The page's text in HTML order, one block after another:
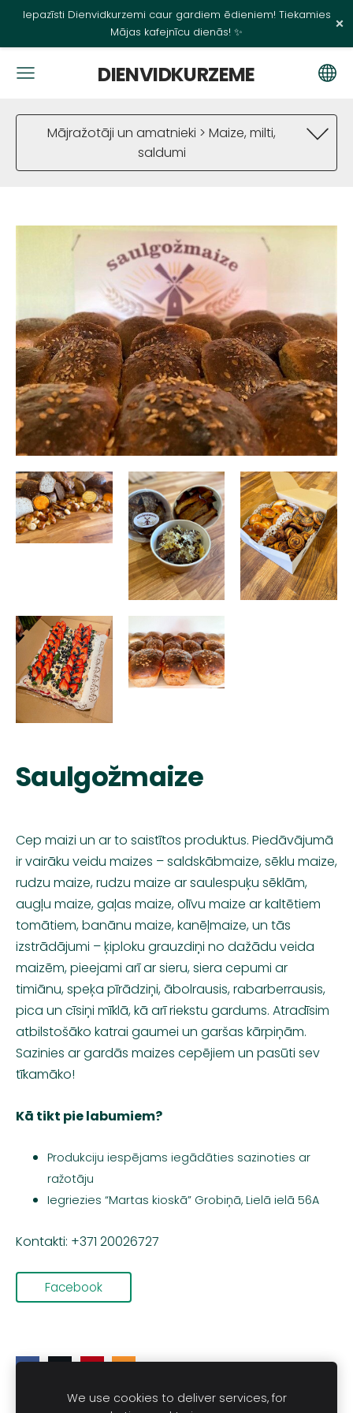
Iepazīsti Dienvidkurzemi caur gardiem ēdieniem! Tiekamies
Mājas kafejnīcu dienās! ✨
×
DIENVIDKURZEME
Mājražotāji un amatnieki > Maize, milti,
saldumi
Saulgožmaize
Cep maizi un ar to saistītos produktus. Piedāvājumā
ir vairāku veidu maizes – saldskābmaize, sēklu maize,
rudzu maize, rudzu maize ar saulespuķu sēklām,
augļu maize, gaļas maize, olīvu maize ar kaltētiem
tomātiem, banānu maize, kanēļmaize, un tās
izstrādājumi – ķiploku grauzdiņi no dažādu veida
maizēm, pieejami arī ar sieru, siera cepumi ar
timiānu, speķa pīrādziņi, ābolrausis, rabarberrausis,
pica un cīsiņi mīklā, kā arī riekstu gardums. Atradīsim
atbilstošāko katrai gaumei un garšas kārpiņām.
Sazinies ar gardās maizes cepējiem un pasūti sev
tīkamāko!
Kā tikt pie labumiem?
Produkciju iespējams iegādāties sazinoties ar
ražotāju
Iegriezies “Martas kioskā” Grobiņā, Lielā ielā 56A
Kontakti: +371 20026727
Facebook
We use cookies to deliver services, for